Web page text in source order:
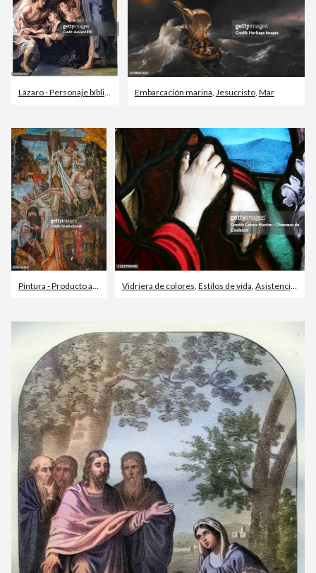
Lázaro - Personaje bíblico Jesucristo,Hombres
Embarcación marina, Jesucristo, Mar
Pintura - Producto artístico Vidriera de colores, Estilos de vida, Asistencia sanitaria y medicina